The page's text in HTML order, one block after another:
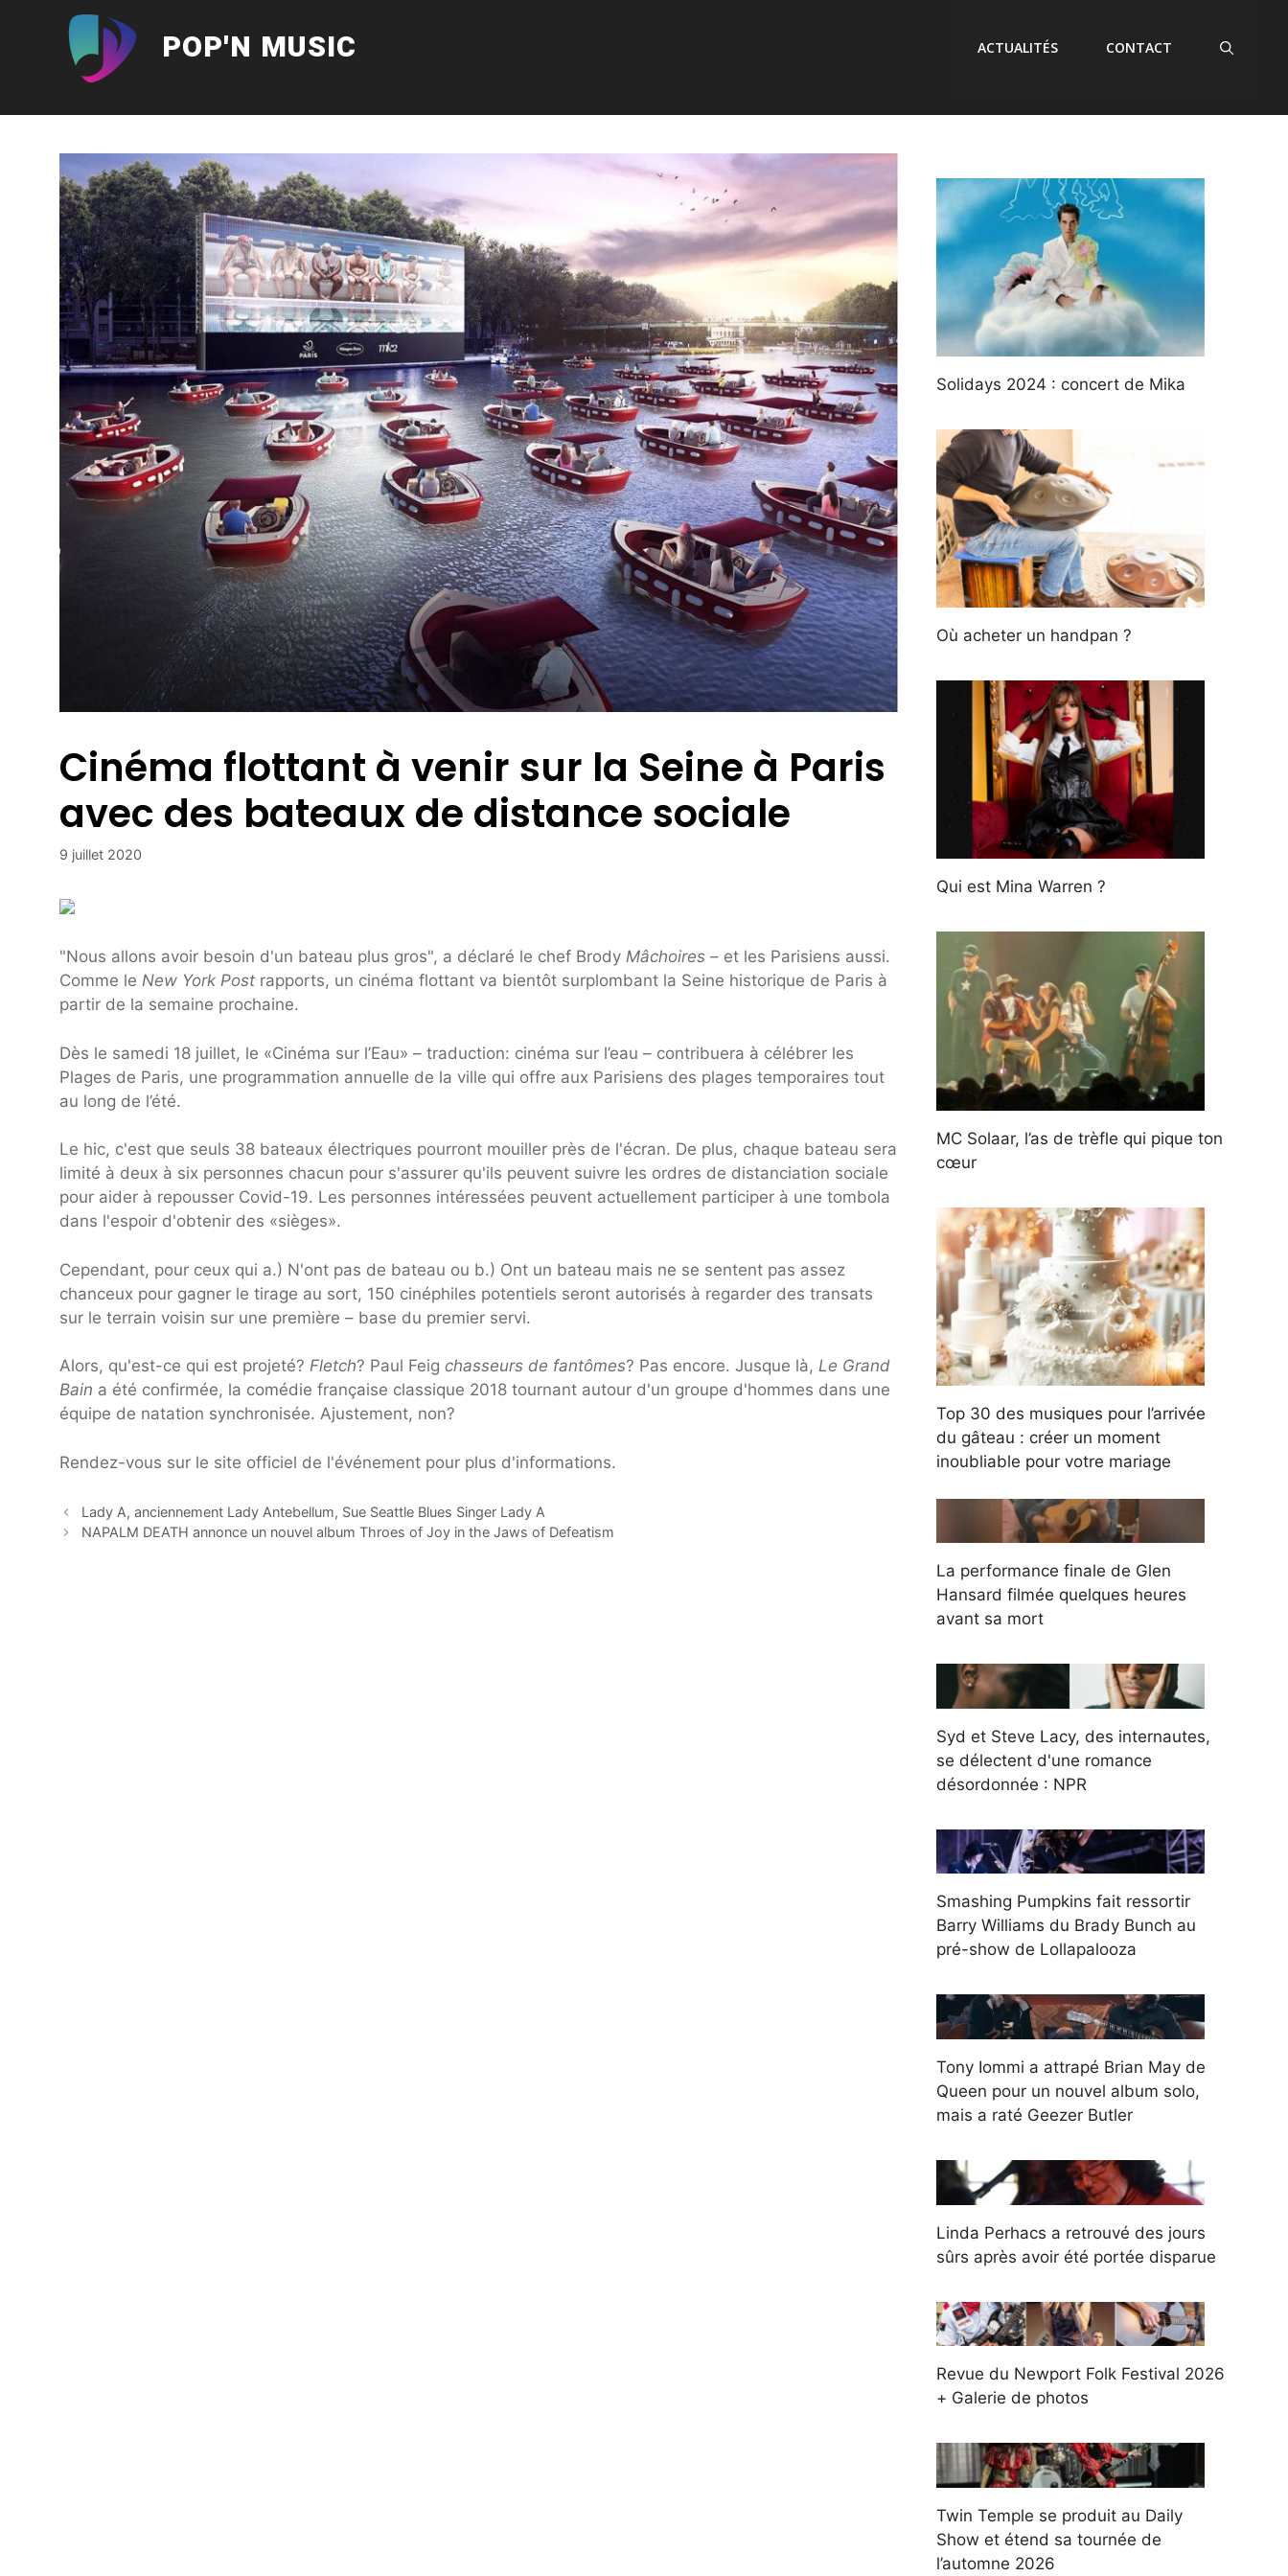
POP'N MUSIC ACTUALITÉS CONTACT
Cinéma flottant à venir sur la Seine à Paris
avec des bateaux de distance sociale
9 juillet 2020
"Nous allons avoir besoin d'un bateau plus gros", a déclaré le chef Brody Mâchoires – et les Parisiens aussi.
Comme le New York Post rapports, un cinéma flottant va bientôt surplombant la Seine historique de Paris à
partir de la semaine prochaine.
Dès le samedi 18 juillet, le «Cinéma sur l’Eau» – traduction: cinéma sur l’eau – contribuera à célébrer les
Plages de Paris, une programmation annuelle de la ville qui offre aux Parisiens des plages temporaires tout
au long de l’été.
Le hic, c'est que seuls 38 bateaux électriques pourront mouiller près de l'écran. De plus, chaque bateau sera
limité à deux à six personnes chacun pour s'assurer qu'ils peuvent suivre les ordres de distanciation sociale
pour aider à repousser Covid-19. Les personnes intéressées peuvent actuellement participer à une tombola
dans l'espoir d'obtenir des «sièges».
Cependant, pour ceux qui a.) N'ont pas de bateau ou b.) Ont un bateau mais ne se sentent pas assez
chanceux pour gagner le tirage au sort, 150 cinéphiles potentiels seront autorisés à regarder des transats
sur le terrain voisin sur une première – base du premier servi.
Alors, qu'est-ce qui est projeté? Fletch? Paul Feig chasseurs de fantômes? Pas encore. Jusque là, Le Grand
Bain a été confirmée, la comédie française classique 2018 tournant autour d'un groupe d'hommes dans une
équipe de natation synchronisée. Ajustement, non?
Rendez-vous sur le site officiel de l'événement pour plus d'informations.
Lady A, anciennement Lady Antebellum, Sue Seattle Blues Singer Lady A
NAPALM DEATH annonce un nouvel album Throes of Joy in the Jaws of Defeatism
Solidays 2024 : concert de Mika
Où acheter un handpan ?
Qui est Mina Warren ?
MC Solaar, l’as de trèfle qui pique ton
cœur
Top 30 des musiques pour l’arrivée
du gâteau : créer un moment
inoubliable pour votre mariage
La performance finale de Glen
Hansard filmée quelques heures
avant sa mort
Syd et Steve Lacy, des internautes,
se délectent d'une romance
désordonnée : NPR
Smashing Pumpkins fait ressortir
Barry Williams du Brady Bunch au
pré-show de Lollapalooza
Tony Iommi a attrapé Brian May de
Queen pour un nouvel album solo,
mais a raté Geezer Butler
Linda Perhacs a retrouvé des jours
sûrs après avoir été portée disparue
Revue du Newport Folk Festival 2026
+ Galerie de photos
Twin Temple se produit au Daily
Show et étend sa tournée de
l’automne 2026